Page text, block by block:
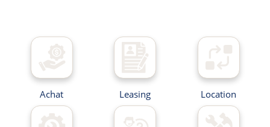
Achat Leasing Location